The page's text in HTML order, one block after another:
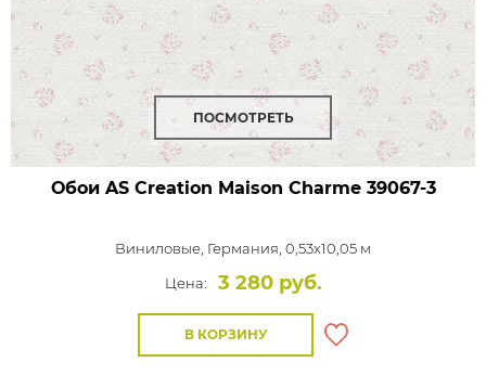
ПОСМОТРЕТЬ
Обои AS Creation Maison Charme39067-3
Виниловые, Германия, 0,53x10,05 м
Цена:
3 280 руб.
В КОРЗИНУ